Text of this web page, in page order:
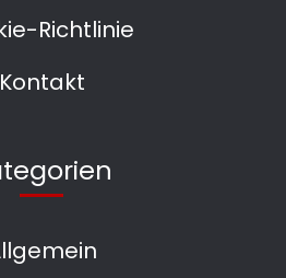
Richtlinie
Kontakt